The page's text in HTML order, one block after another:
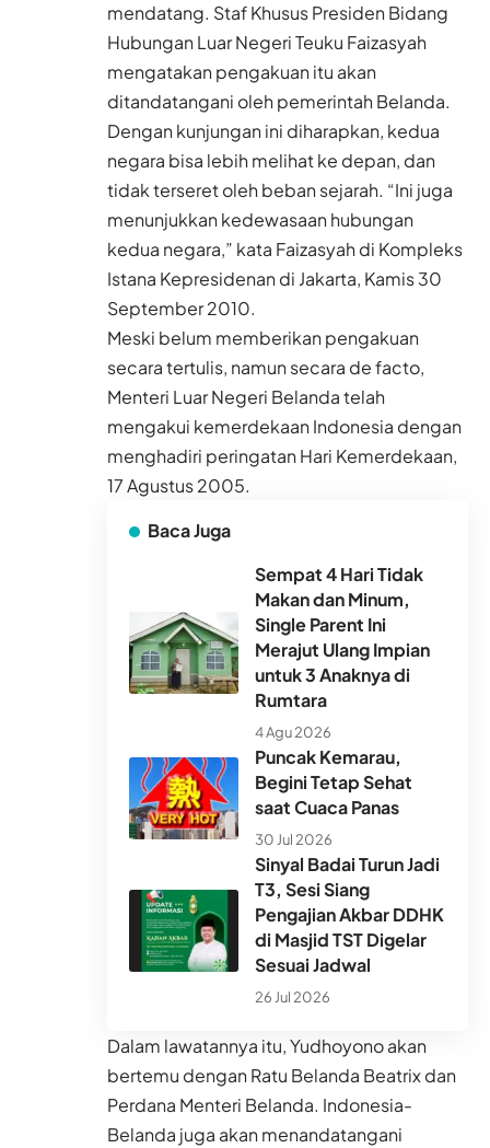
mendatang. Staf Khusus Presiden Bidang
Hubungan Luar Negeri Teuku Faizasyah
mengatakan pengakuan itu akan
ditandatangani oleh pemerintah Belanda.
Dengan kunjungan ini diharapkan, kedua
negara bisa lebih melihat ke depan, dan
tidak terseret oleh beban sejarah. “Ini juga
menunjukkan kedewasaan hubungan
kedua negara,” kata Faizasyah di Kompleks
Istana Kepresidenan di Jakarta, Kamis 30
September 2010.
Meski belum memberikan pengakuan
secara tertulis, namun secara de facto,
Menteri Luar Negeri Belanda telah
mengakui kemerdekaan Indonesia dengan
menghadiri peringatan Hari Kemerdekaan,
17 Agustus 2005.
Baca Juga
Sempat 4 Hari Tidak
Makan dan Minum,
Single Parent Ini
Merajut Ulang Impian
untuk 3 Anaknya di
Rumtara
4 Agu 2026
Puncak Kemarau,
Begini Tetap Sehat
saat Cuaca Panas
30 Jul 2026
Sinyal Badai Turun Jadi
T3, Sesi Siang
Pengajian Akbar DDHK
di Masjid TST Digelar
Sesuai Jadwal
26 Jul 2026
Dalam lawatannya itu, Yudhoyono akan
bertemu dengan Ratu Belanda Beatrix dan
Perdana Menteri Belanda. Indonesia-
Belanda juga akan menandatangani